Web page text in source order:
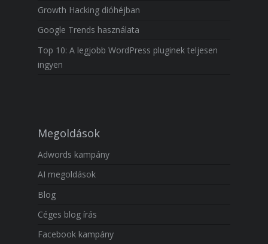
Growth Hacking dióhéjban
Google Trends használata
Top 10: A legjobb WordPress pluginek teljesen
ingyen
Megoldások
Adwords kampány
AI megoldások
Blog
Céges blog írás
Facebook kampány